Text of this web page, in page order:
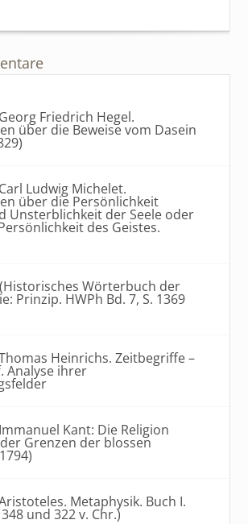
Friedrich Hegel.
über die Beweise vom Dasein
Ludwig Michelet.
über die Persönlichkeit
Unsterblichkeit der Seele oder
des Geistes.
(Historisches Wörterbuch der
Prinzip. HWPh Bd. 7, S. 1369
Heinrichs. Zeitbegriffe –
Analyse ihrer
Kant: Die Religion
Grenzen der blossen
Metaphysik. Buch I.
und 322 v. Chr.)